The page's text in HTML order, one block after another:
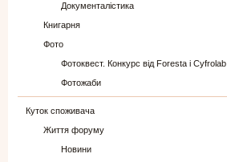
Документалістика
Книгарня
Фото
Фотоквест. Конкурс від Foresta і Cyfrolab
Фотожаби
Куток споживача
Життя форуму
Новини